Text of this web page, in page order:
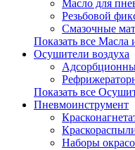
Масло для
Резьбовой
Смазочные
Показать все Масла
Осушители воздуха
Показать все
Пневмоинструмент
Наборы